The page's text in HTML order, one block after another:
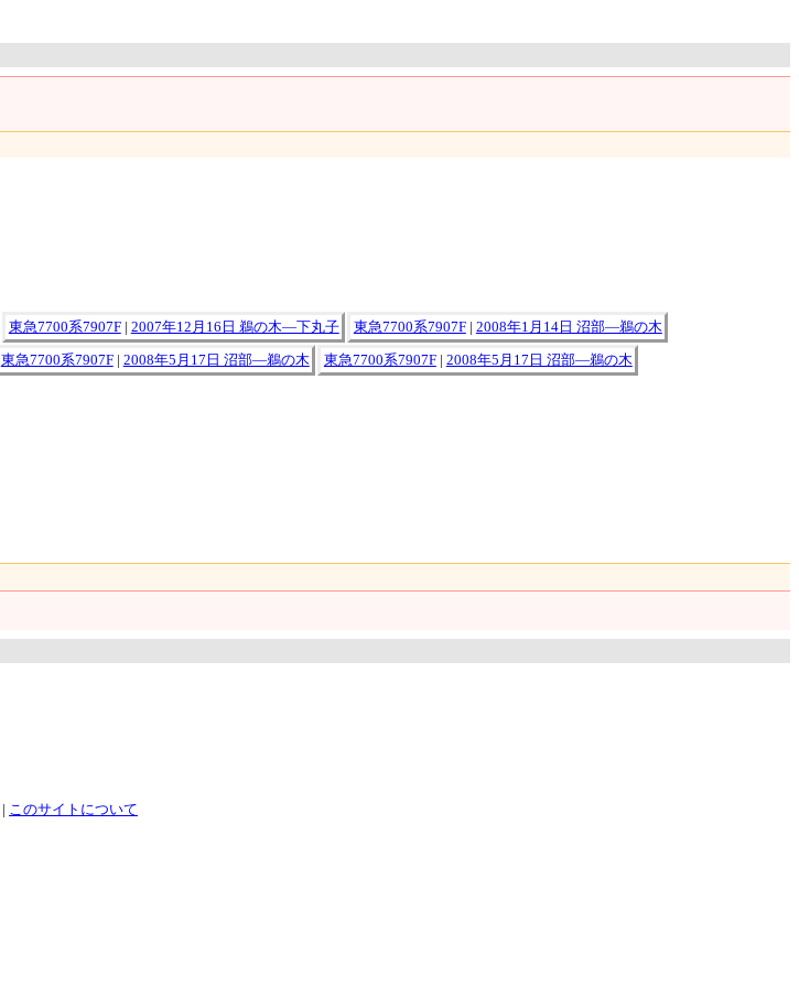
東急7700系7907F| 2007年12月16日 鵜の木―下丸子 東急7700系7907F| 2008年1月14日 沼部―鵜の木
東急7700系7907F| 2008年5月17日 沼部―鵜の木 東急7700系7907F| 2008年5月17日 沼部―鵜の木
| このサイトについて